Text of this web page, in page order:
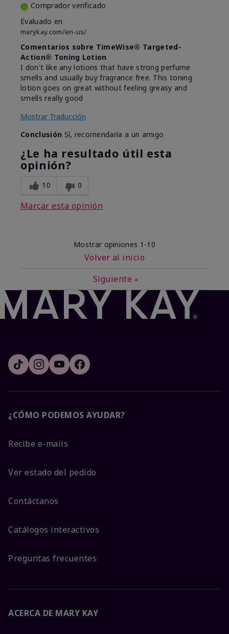
Comprador verificado
Evaluado en
marykay.com/en-us/
Comentarios sobre TimeWise® Targeted-
Action® Toning Lotion
I don't like any lotions that have strong perfume
smells and usually buy fragrance free. This toning
lotion goes on great without feeling greasy and
smells really good
Mostrar Traducción
Conclusión Sí, recomendaría a un amigo
¿Le ha resultado útil esta
opinión?
10 0
Marcar esta opinión
Mostrar opiniones 1-10
Volver al inicio
Siguiente »
¿CÓMO PODEMOS AYUDAR?
Recibe e-mails
Ver estado del pedido
Contáctanos
Catálogos interactivos
Preguntas frecuentes
ACERCA DE MARY KAY